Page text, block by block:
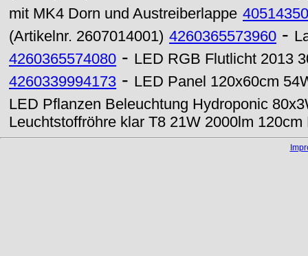
mit MK4 Dorn und Austreiberlappe
(Artikelnr. 2607014001) 4260365573960 -
4260365574080 - LED RGB Flutlicht 2013
4260339994173 - LED Panel 120x60cm
LED Pflanzen Beleuchtung Hydroponic
Leuchtstoffröhre klar T8 21W 2000lm